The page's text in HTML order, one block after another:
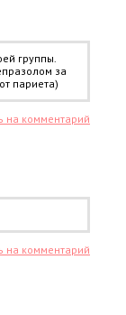
группы.
за
париета)
на комментарий
на комментарий